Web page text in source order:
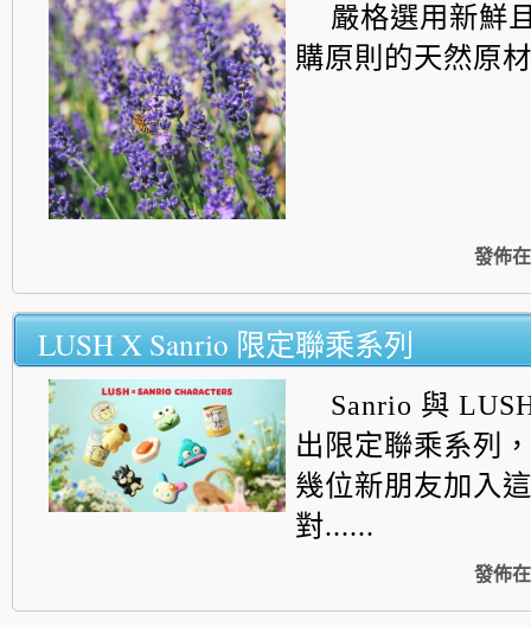
嚴格選用新鮮
購原則的天然原
發佈在
LUSH X Sanrio 限定聯乘系列
Sanrio 與
出限定聯乘系列，
幾位新朋友加入
對......
發佈在